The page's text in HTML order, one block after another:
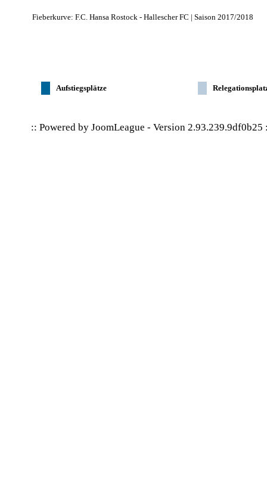
Fieberkurve: F.C. Hansa Rostock - Hallescher FC | Saison 2017/2018
Aufstiegsplätze
:: Powered by JoomLeague - Version 2.93.239.9df0b25